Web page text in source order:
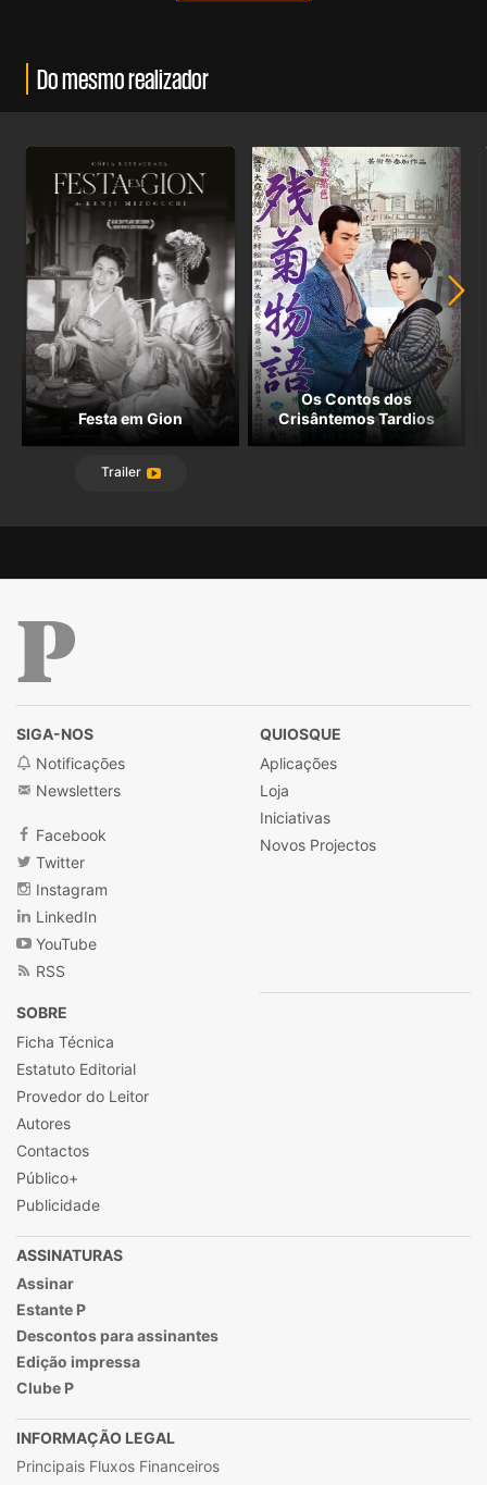
Do mesmo realizador
Festa em Gion
Trailer
Os Contos dos
Crisântemos Tardios
SIGA-NOS
Notificações
Newsletters
Facebook
Twitter
Instagram
LinkedIn
YouTube
RSS
QUIOSQUE
Aplicações
Loja
Iniciativas
Novos Projectos
SOBRE
Ficha Técnica
Estatuto Editorial
Provedor do Leitor
Autores
Contactos
Público+
Publicidade
ASSINATURAS
Assinar
Estante P
Descontos para assinantes
Edição impressa
Clube P
INFORMAÇÃO LEGAL
Principais Fluxos Financeiros